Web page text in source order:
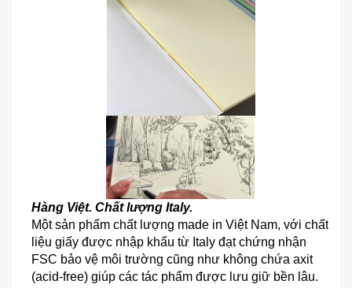
Hàng Việt. Chất lượng Italy.
Một sản phẩm chất lượng made in Việt Nam, với chất
liệu giấy được nhập khẩu từ Italy đạt chứng nhận
FSC bảo vệ môi trường cũng như không chứa axit
(acid-free) giúp các tác phẩm được lưu giữ bền lâu.